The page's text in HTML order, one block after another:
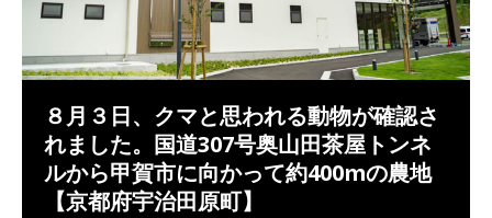
８月３日、クマと思われる動物が確認さ
れました。国道307号奥山田茶屋トンネ
ルから甲賀市に向かって約400mの農地
【京都府宇治田原町】